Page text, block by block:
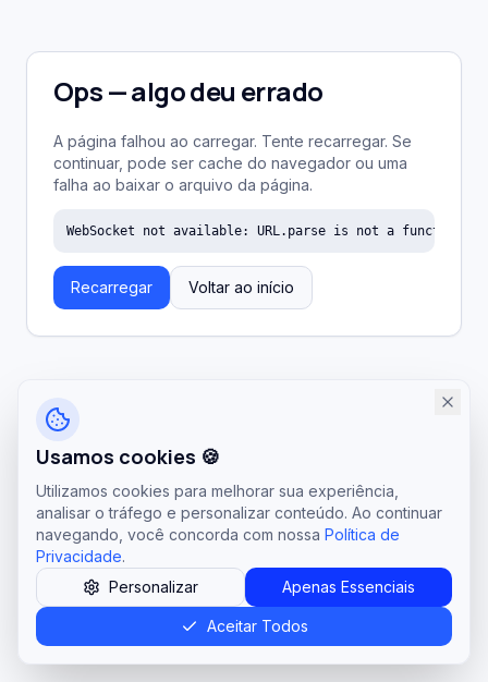
Ops — algo deu errado
A página falhou ao carregar. Tente recarregar. Se
continuar, pode ser cache do navegador ou uma
falha ao baixar o arquivo da página.
WebSocket not available: URL.parse is not a function
Recarregar Voltar ao início
Usamos cookies 🍪
Utilizamos cookies para melhorar sua experiência,
analisar o tráfego e personalizar conteúdo. Ao continuar
navegando, você concorda com nossa Política de
Privacidade.
Personalizar
Apenas Essenciais
Aceitar Todos